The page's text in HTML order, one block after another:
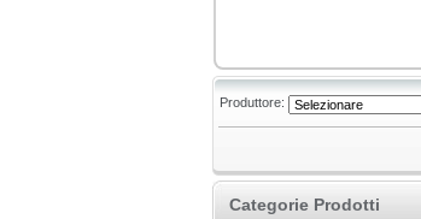
Produttore:
Categorie Prodotti